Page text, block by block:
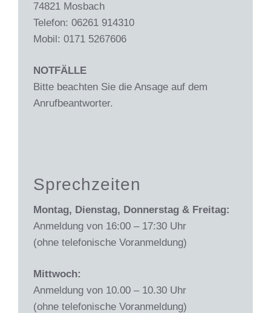
74821 Mosbach
Telefon: 06261 914310
Mobil: 0171 5267606
NOTFÄLLE
Bitte beachten Sie die Ansage auf dem
Anrufbeantworter.
Sprechzeiten
Montag, Dienstag, Donnerstag & Freitag:
Anmeldung von 16:00 – 17:30 Uhr
(ohne telefonische Voranmeldung)
Mittwoch:
Anmeldung von 10.00 – 10.30 Uhr
(ohne telefonische Voranmeldung)